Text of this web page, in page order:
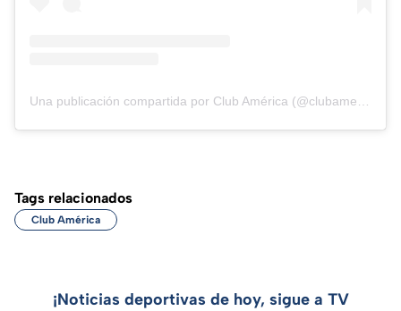
Tags relacionados
Club América
¡Noticias deportivas de hoy, sigue a TV